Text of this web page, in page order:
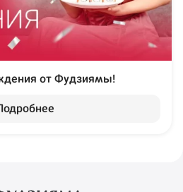
от Фудзиямы!